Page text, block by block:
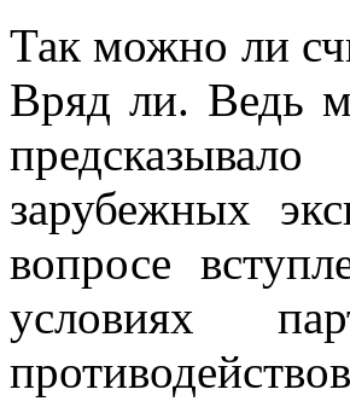
Так можно ли
Вряд ли. Ведь
зарубежных
вопросе
условиях